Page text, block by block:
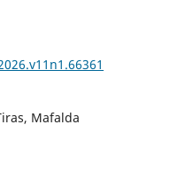
Mafalda